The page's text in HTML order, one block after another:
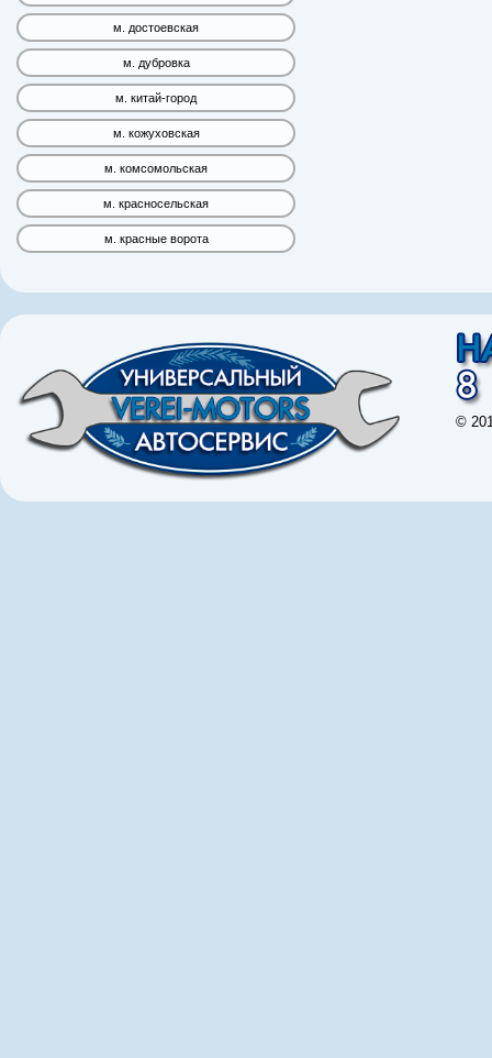
м. достоевская
м. дубровка
м. китай-город
м. кожуховская
м. комсомольская
м. красносельская
м. красные ворота
©